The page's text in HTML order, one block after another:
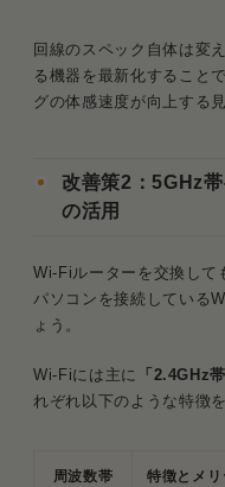
回線のスペック自体は変
る機器を最新化すること
グの体感速度が向上する
改善策2：5GHz
の活用
Wi-Fiルーターを交換して
パソコンを接続している
ょう。
Wi-Fiには主に 「2.4GHz
れぞれ以下のような特徴
周波数帯 特徴とメリ